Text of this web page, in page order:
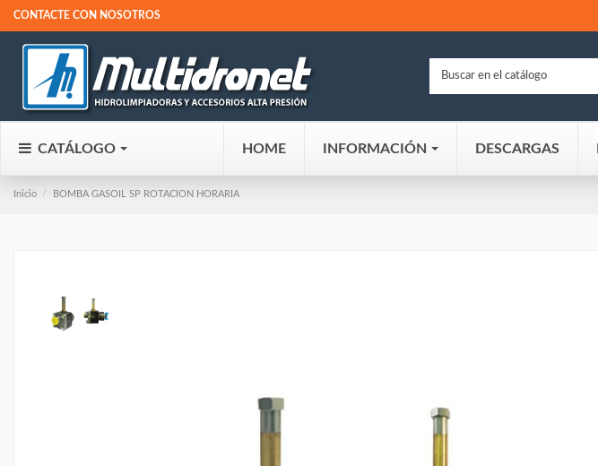
CONTACTE CON NOSOTROS
CATÁLOGO HOME INFORMACIÓN DESCARGAS
Inicio BOMBA GASOIL SP ROTACION HORARIA